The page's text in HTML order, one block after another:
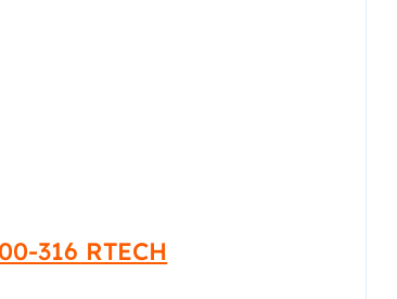
316 RTECH